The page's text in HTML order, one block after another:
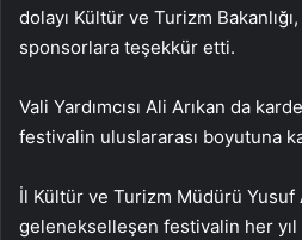
dolayı Kültür ve Turizm
sponsorlara teşekkür etti.
Vali Yardımcısı Ali Arıkan da
festivalin uluslararası boyutuna
İl Kültür ve Turizm Müdürü Yusuf
gelenekselleşen festivalin her yıl